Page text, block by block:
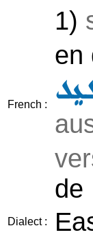
French :
1)
en
de
Dialect :